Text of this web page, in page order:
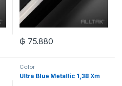
₲ 75.880
Color
Ultra Blue Metallic 1,38 Xm